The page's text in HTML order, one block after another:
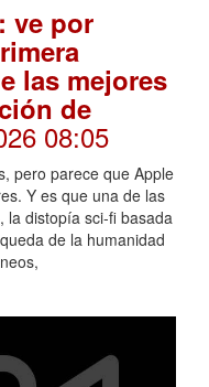
ve por
las mejores
de
08:05
pero parece que Apple
Y es que una de las
la distopía sci-fi basada
de la humanidad